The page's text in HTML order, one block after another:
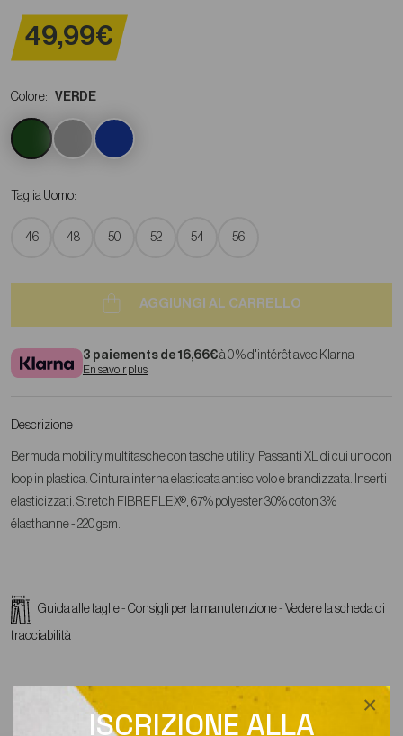
ISCRIZIONE ALLA
×
49,99€
Colore: VERDE
Taglia Uomo:
46 48 50 52 54 56
AGGIUNGI AL CARRELLO
3 paiements de 16,66€à 0 % d'intérêt avec Klarna
En savoir plus
Descrizione
Bermuda mobility multitasche con tasche utility. Passanti XL di cui uno con
loop in plastica. Cintura interna elasticata antiscivolo e brandizzata. Inserti
elasticizzati. Stretch FIBREFLEX®, 67% polyester 30% coton 3%
élasthanne - 220 gsm.
Guida alle taglie- Consigli per la manutenzione- Vedere la scheda di
tracciabilità